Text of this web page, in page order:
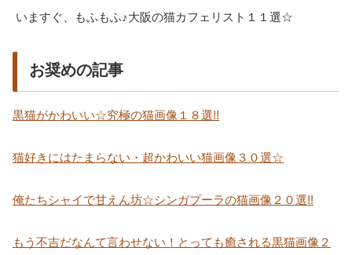
いますぐ、もふもふ♪大阪の猫カフェリスト１１選☆
お奨めの記事
黒猫がかわいい☆究極の猫画像１８選!!
猫好きにはたまらない・超かわいい猫画像３０選☆
俺たちシャイで甘えん坊☆シンガプーラの猫画像２０選!!
もう不吉だなんて言わせない！とっても癒される黒猫画像２